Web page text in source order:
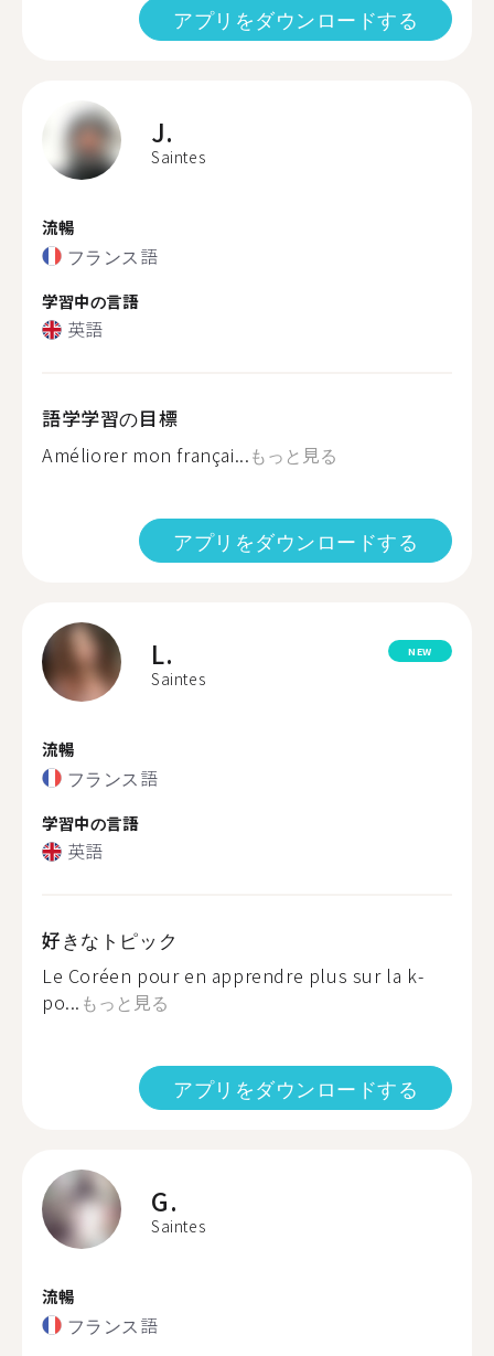
アプリをダウンロードする
J.
Saintes
流暢
フランス語
学習中の言語
英語
語学学習の目標
Améliorer mon françai...もっと見る
アプリをダウンロードする
L.
Saintes
NEW
流暢
フランス語
学習中の言語
英語
好きなトピック
Le Coréen pour en apprendre plus sur la k-
po... もっと見る
アプリをダウンロードする
G.
Saintes
流暢
フランス語